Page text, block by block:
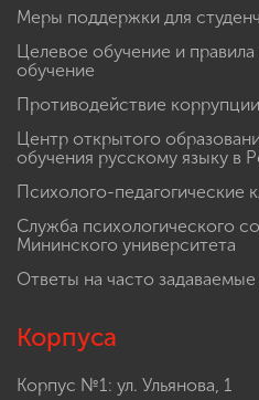
Меры поддержки для
Целевое обучение и
обучение
Противодействие коррупции
Центр открытого
обучения русскому языку в
Психолого-педагогические
Служба психологического
Мининского университета
Ответы на часто
Корпуса
Корпус №1: ул. Ульянова, 1